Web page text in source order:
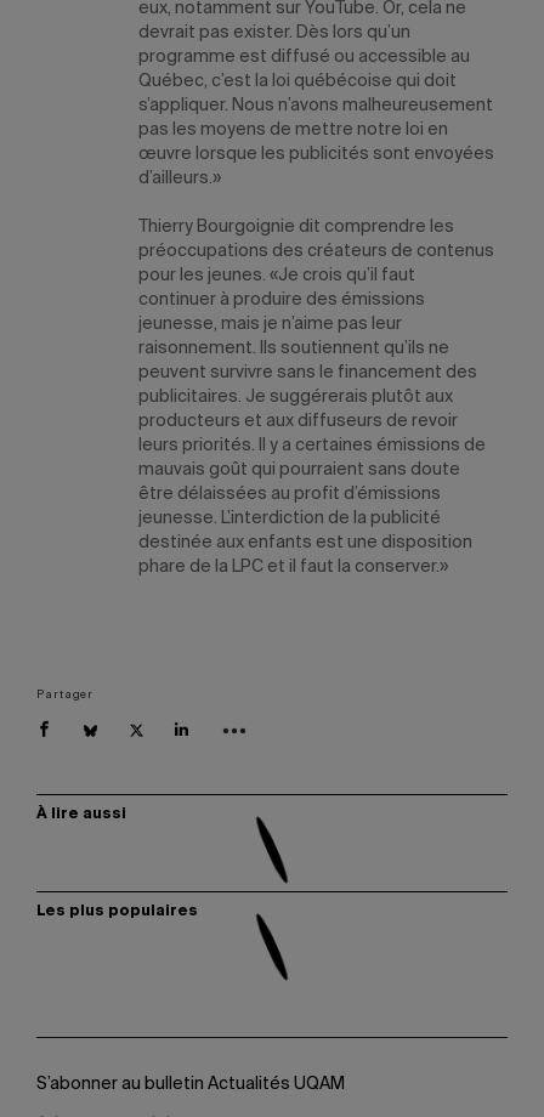
eux, notamment sur YouTube. Or, cela ne
devrait pas exister. Dès lors qu’un
programme est diffusé ou accessible au
Québec, c’est la loi québécoise qui doit
s’appliquer. Nous n’avons malheureusement
pas les moyens de mettre notre loi en
œuvre lorsque les publicités sont envoyées
d’ailleurs.»
Thierry Bourgoignie dit comprendre les
préoccupations des créateurs de contenus
pour les jeunes. «Je crois qu’il faut
continuer à produire des émissions
jeunesse, mais je n’aime pas leur
raisonnement. Ils soutiennent qu’ils ne
peuvent survivre sans le financement des
publicitaires. Je suggérerais plutôt aux
producteurs et aux diffuseurs de revoir
leurs priorités. Il y a certaines émissions de
mauvais goût qui pourraient sans doute
être délaissées au profit d’émissions
jeunesse. L’interdiction de la publicité
destinée aux enfants est une disposition
phare de la LPC et il faut la conserver.»
Partager
À lire aussi
Les plus populaires
S’abonner au bulletin Actualités UQAM